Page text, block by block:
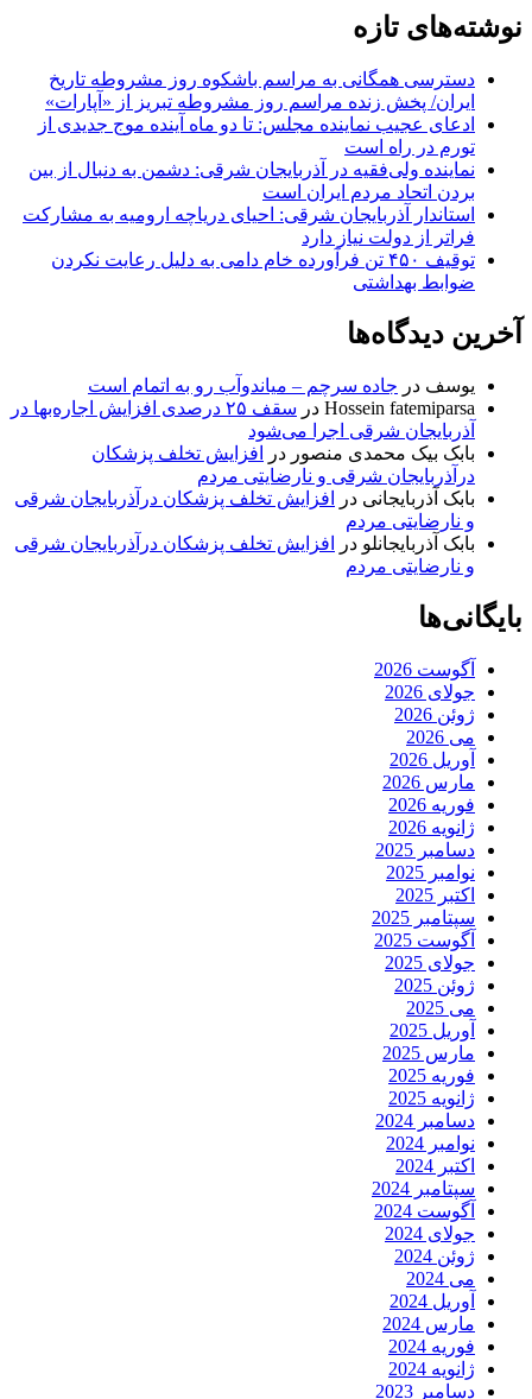
نوشته‌های تازه
دسترسی همگانی به مراسم باشکوه روز مشروطه تاریخ
ایران/ پخش زنده مراسم روز مشروطه تبریز از «آپارات»
ادعای عجیب نماینده مجلس: تا دو ماه آینده موج جدیدی از
تورم در راه است
نماینده ولی‌فقیه در آذربایجان شرقی: دشمن به دنبال از بین
بردن اتحاد مردم ایران است
استاندار آذربایجان شرقی: احیای دریاچه ارومیه به مشارکت
فراتر از دولت نیاز دارد
توقیف ۴۵۰ تن فرآورده خام دامی به دلیل رعایت نکردن
ضوابط بهداشتی
آخرین دیدگاه‌ها
یوسف در جاده سرچم – میاندوآب رو به اتمام است
Hossein fatemiparsa در
سقف ۲۵ درصدی افزایش اجاره‌بها در
آذربایجان شرقی اجرا می‌شود
بابک بیک محمدی منصور در
افزایش تخلف پزشکان
درآذربایجان شرقی و نارضایتی مردم
بابک آذربایجانی در
افزایش تخلف پزشکان درآذربایجان شرقی
و نارضایتی مردم
بابک آذربایجانلو در
افزایش تخلف پزشکان درآذربایجان شرقی
و نارضایتی مردم
بایگانی‌ها
آگوست 2026
جولای 2026
ژوئن 2026
می 2026
آوریل 2026
مارس 2026
فوریه 2026
ژانویه 2026
دسامبر 2025
نوامبر 2025
اکتبر 2025
سپتامبر 2025
آگوست 2025
جولای 2025
ژوئن 2025
می 2025
آوریل 2025
مارس 2025
فوریه 2025
ژانویه 2025
دسامبر 2024
نوامبر 2024
اکتبر 2024
سپتامبر 2024
آگوست 2024
جولای 2024
ژوئن 2024
می 2024
آوریل 2024
مارس 2024
فوریه 2024
ژانویه 2024
دسامبر 2023